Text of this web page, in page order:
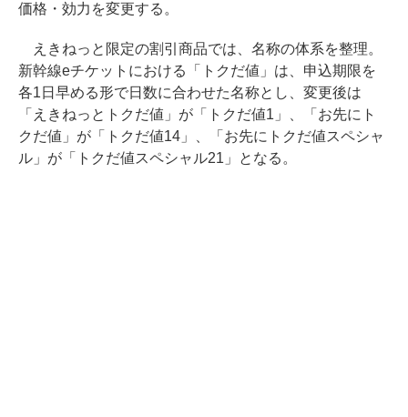
価格・効力を変更する。
えきねっと限定の割引商品では、名称の体系を整理。
新幹線eチケットにおける「トクだ値」は、申込期限を
各1日早める形で日数に合わせた名称とし、変更後は
「えきねっとトクだ値」が「トクだ値1」、「お先にト
クだ値」が「トクだ値14」、「お先にトクだ値スペシャ
ル」が「トクだ値スペシャル21」となる。